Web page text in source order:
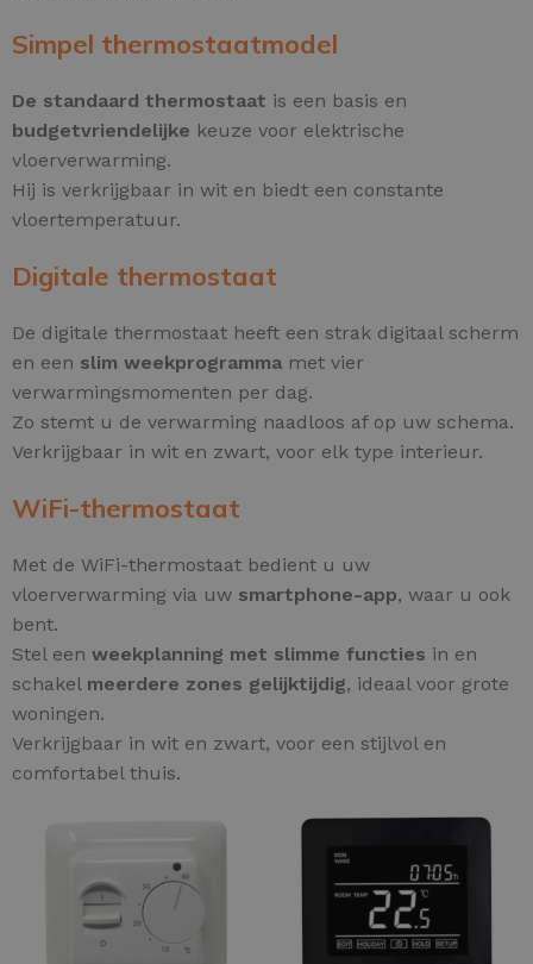
Simpel thermostaatmodel
De standaard thermostaat is een basis en
budgetvriendelijke keuze voor elektrische
vloerverwarming.
Hij is verkrijgbaar in wit en biedt een constante
vloertemperatuur.
Digitale thermostaat
De digitale thermostaat heeft een strak digitaal scherm
en een slim weekprogramma met vier
verwarmingsmomenten per dag.
Zo stemt u de verwarming naadloos af op uw schema.
Verkrijgbaar in wit en zwart, voor elk type interieur.
WiFi-thermostaat
Met de WiFi-thermostaat bedient u uw
vloerverwarming via uw smartphone-app, waar u ook
bent.
Stel een weekplanning met slimme functies in en
schakel meerdere zones gelijktijdig, ideaal voor grote
woningen.
Verkrijgbaar in wit en zwart, voor een stijlvol en
comfortabel thuis.